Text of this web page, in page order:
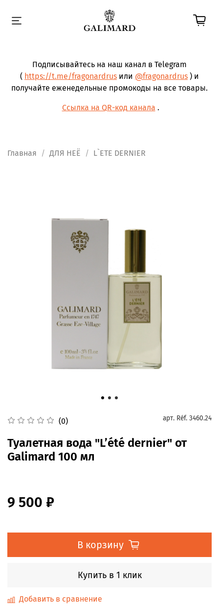
Подписывайтесь на наш канал в Telegram
( https://t.me/fragonardrus или @fragonardrus ) и
получайте еженедельные промокоды на все товары.
Ссылка на QR-код канала .
Главная ДЛЯ НЕЁ L`ETE DERNIER
(0) арт. Réf. 3460.24
Туалетная вода "L’été dernier" от
Galimard 100 мл
9 500 ₽
В корзину
Купить в 1 клик
Добавить в сравнение